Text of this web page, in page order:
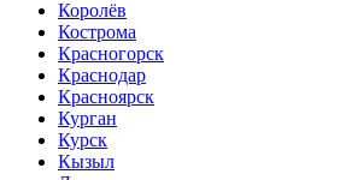
Королёв
Кострома
Красногорск
Краснодар
Красноярск
Курган
Курск
Кызыл